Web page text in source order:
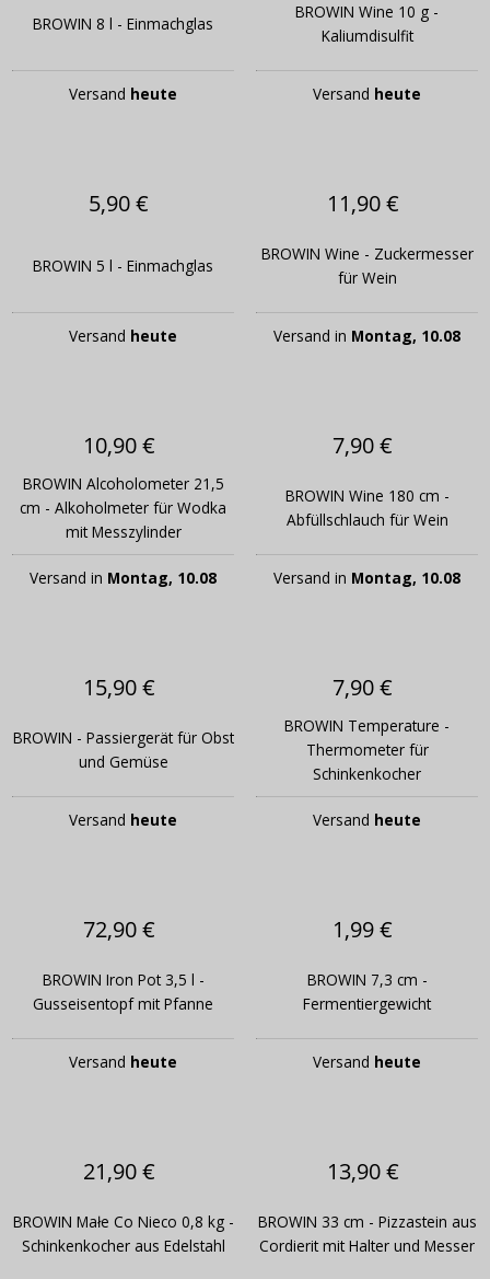
BROWIN 8 l - Einmachglas
Versand heute
BROWIN Wine 10 g -
Kaliumdisulfit
Versand heute
5,90 €
BROWIN 5 l - Einmachglas
Versand heute
11,90 €
BROWIN Wine - Zuckermesser
für Wein
Versand in Montag, 10.08
10,90 €
BROWIN Alcoholometer 21,5
cm - Alkoholmeter für Wodka
mit Messzylinder
Versand in Montag, 10.08
7,90 €
BROWIN Wine 180 cm -
Abfüllschlauch für Wein
Versand in Montag, 10.08
15,90 €
BROWIN - Passiergerät für Obst
und Gemüse
Versand heute
7,90 €
BROWIN Temperature -
Thermometer für
Schinkenkocher
Versand heute
72,90 €
BROWIN Iron Pot 3,5 l -
Gusseisentopf mit Pfanne
Versand heute
1,99 €
BROWIN 7,3 cm -
Fermentiergewicht
Versand heute
21,90 €
BROWIN Małe Co Nieco 0,8 kg -
Schinkenkocher aus Edelstahl
13,90 €
BROWIN 33 cm - Pizzastein aus
Cordierit mit Halter und Messer